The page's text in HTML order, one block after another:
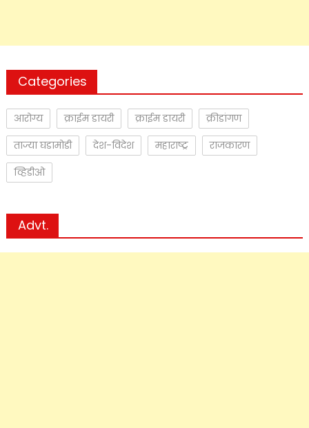
Categories
आरोग्य क्राईम डायरी क्राईम डायरी
क्रीडांगण
ताज्या घडामोडी
देश-विदेश महाराष्ट्र
राजकारण
व्हिडीओ
Advt.